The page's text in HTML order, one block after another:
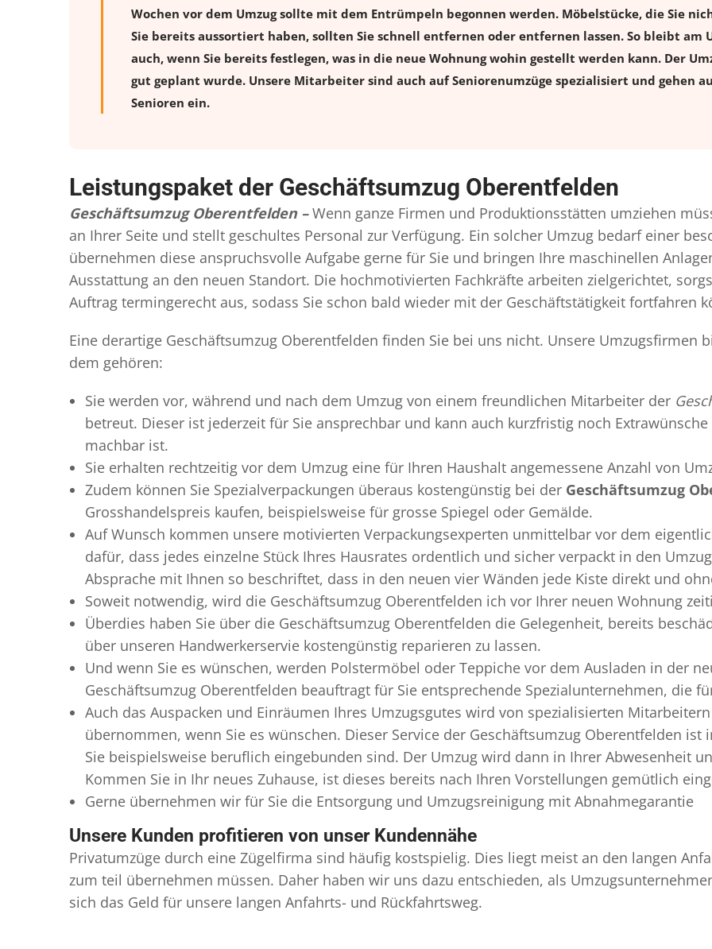
Wochen vor dem Umzug sollte mit dem Entrümpeln begonnen werden. Möbelstücke, die Sie
Sie bereits aussortiert haben, sollten Sie schnell entfernen oder entfernen lassen. So bleibt am
auch, wenn Sie bereits festlegen, was in die neue Wohnung wohin gestellt werden kann. Der
gut geplant wurde. Unsere Mitarbeiter sind auch auf Seniorenumzüge spezialisiert und gehen
Senioren ein.
Leistungspaket der Geschäftsumzug Oberentfelden
Geschäftsumzug Oberentfelden – Wenn ganze Firmen und Produktionsstätten umziehen
an Ihrer Seite und stellt geschultes Personal zur Verfügung. Ein solcher Umzug bedarf einer
übernehmen diese anspruchsvolle Aufgabe gerne für Sie und bringen Ihre maschinellen
Ausstattung an den neuen Standort. Die hochmotivierten Fachkräfte arbeiten zielgerichtet,
Auftrag termingerecht aus, sodass Sie schon bald wieder mit der Geschäftstätigkeit fortfahren
Eine derartige Geschäftsumzug Oberentfelden finden Sie bei uns nicht. Unsere Umzugsfirmen
dem gehören:
Sie werden vor, während und nach dem Umzug von einem freundlichen Mitarbeiter der
betreut. Dieser ist jederzeit für Sie ansprechbar und kann auch kurzfristig noch
machbar ist.
Sie erhalten rechtzeitig vor dem Umzug eine für Ihren Haushalt angemessene Anzahl von
Zudem können Sie Spezialverpackungen überaus kostengünstig bei der Geschäftsumzug
Grosshandelspreis kaufen, beispielsweise für grosse Spiegel oder Gemälde.
Auf Wunsch kommen unsere motivierten Verpackungsexperten unmittelbar vor dem
dafür, dass jedes einzelne Stück Ihres Hausrates ordentlich und sicher verpackt in den
Absprache mit Ihnen so beschriftet, dass in den neuen vier Wänden jede Kiste direkt und
Soweit notwendig, wird die Geschäftsumzug Oberentfelden ich vor Ihrer neuen Wohnung
Überdies haben Sie über die Geschäftsumzug Oberentfelden die Gelegenheit, bereits
über unseren Handwerkerservie kostengünstig reparieren zu lassen.
Und wenn Sie es wünschen, werden Polstermöbel oder Teppiche vor dem Ausladen in der
Geschäftsumzug Oberentfelden beauftragt für Sie entsprechende Spezialunternehmen, die
Auch das Auspacken und Einräumen Ihres Umzugsgutes wird von spezialisierten
übernommen, wenn Sie es wünschen. Dieser Service der Geschäftsumzug Oberentfelden
Sie beispielsweise beruflich eingebunden sind. Der Umzug wird dann in Ihrer Abwesenheit
Kommen Sie in Ihr neues Zuhause, ist dieses bereits nach Ihren Vorstellungen gemütlich
Gerne übernehmen wir für Sie die Entsorgung und Umzugsreinigung mit Abnahmegarantie
Unsere Kunden profitieren von unser Kundennähe
Privatumzüge durch eine Zügelfirma sind häufig kostspielig. Dies liegt meist an den langen
zum teil übernehmen müssen. Daher haben wir uns dazu entschieden, als
sich das Geld für unsere langen Anfahrts- und Rückfahrtsweg.